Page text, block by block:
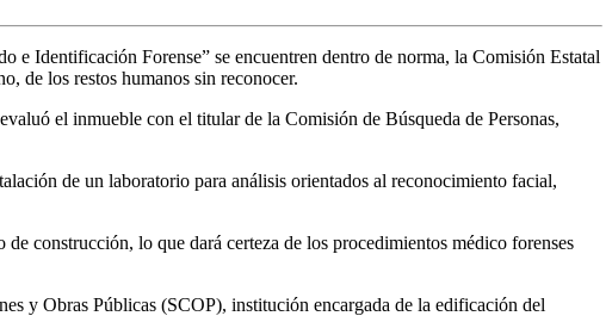
e Identificación Forense” se encuentren dentro de norma, la Comisión Estatal
de los restos humanos sin reconocer.
el inmueble con el titular de la Comisión de Búsqueda de Personas,
de un laboratorio para análisis orientados al reconocimiento facial,
construcción, lo que dará certeza de los procedimientos médico forenses
y Obras Públicas (SCOP), institución encargada de la edificación del